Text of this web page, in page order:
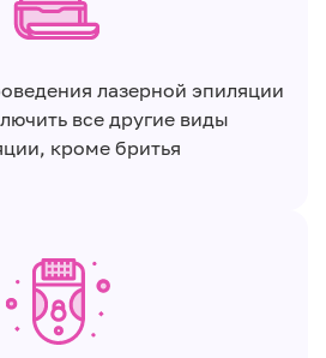
лазерной эпиляции
все другие виды
кроме бритья